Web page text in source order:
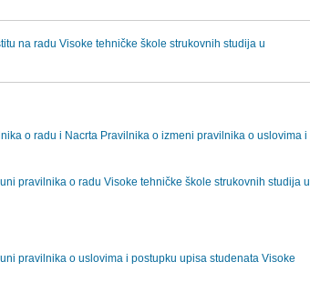
na radu Visoke tehničke škole strukovnih studija u
o radu i Nacrta Pravilnika o izmeni pravilnika o uslovima i
pravilnika o radu Visoke tehničke škole strukovnih studija u
pravilnika o uslovima i postupku upisa studenata Visoke